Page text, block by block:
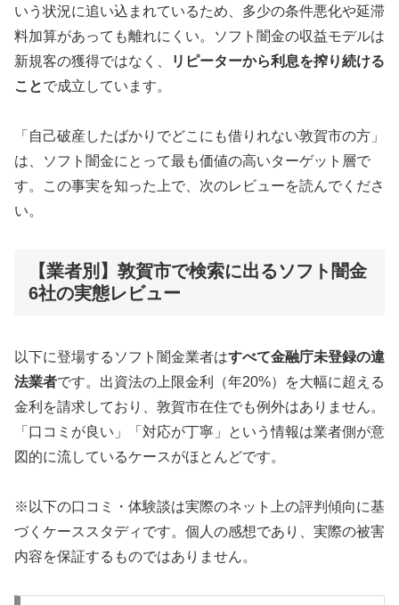
いう状況に追い込まれているため、多少の条件悪化や延滞
料加算があっても離れにくい。ソフト闇金の収益モデルは
新規客の獲得ではなく、
リピーターから利息を搾り続ける
ことで成立しています。
「自己破産したばかりでどこにも借りれない敦賀市の方」
は、ソフト闇金にとって最も価値の高いターゲット層で
す。この事実を知った上で、次のレビューを読んでくださ
い。
【業者別】敦賀市で検索に出るソフト闇金
6社の実態レビュー
以下に登場するソフト闇金業者はすべて金融庁未登録の違
法業者です。出資法の上限金利（年20%）を大幅に超える
金利を請求しており、敦賀市在住でも例外はありません。
「口コミが良い」「対応が丁寧」という情報は業者側が意
図的に流しているケースがほとんどです。
※以下の口コミ・体験談は実際のネット上の評判傾向に基
づくケーススタディです。個人の感想であり、実際の被害
内容を保証するものではありません。